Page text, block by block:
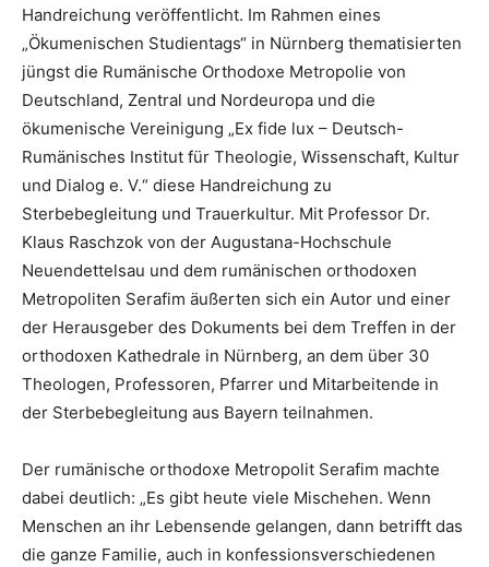
Handreichung veröffentlicht. Im Rahmen eines
„Ökumenischen Studientags“ in Nürnberg thematisierten
jüngst die Rumänische Orthodoxe Metropolie von
Deutschland, Zentral und Nordeuropa und die
ökumenische Vereinigung „Ex fide lux – Deutsch-
Rumänisches Institut für Theologie, Wissenschaft, Kultur
und Dialog e. V.“ diese Handreichung zu
Sterbebegleitung und Trauerkultur. Mit Professor Dr.
Klaus Raschzok von der Augustana-Hochschule
Neuendettelsau und dem rumänischen orthodoxen
Metropoliten Serafim äußerten sich ein Autor und einer
der Herausgeber des Dokuments bei dem Treffen in der
orthodoxen Kathedrale in Nürnberg, an dem über 30
Theologen, Professoren, Pfarrer und Mitarbeitende in
der Sterbebegleitung aus Bayern teilnahmen.
Der rumänische orthodoxe Metropolit Serafim machte
dabei deutlich: „Es gibt heute viele Mischehen. Wenn
Menschen an ihr Lebensende gelangen, dann betrifft das
die ganze Familie, auch in konfessionsverschiedenen